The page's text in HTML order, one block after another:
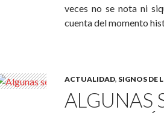
veces no se nota ni
cuenta del momento
ACTUALIDAD, SIGNOS DE
ALGUNAS